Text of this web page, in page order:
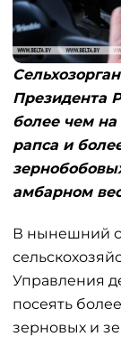
Президента
более чем на
рапса и
амбарном
В нынешний
Управления
посеять
зерновых и